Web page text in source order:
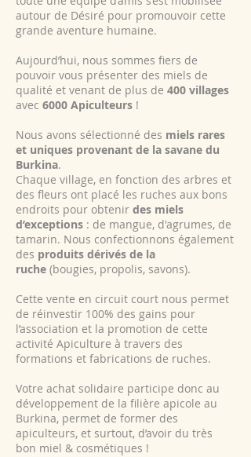
autour de Désiré pour promouvoir cette
grande aventure humaine.
Aujourd’hui, nous sommes fiers de
pouvoir vous présenter des miels de
qualité et venant de plus de 400 villages
avec 6000 Apiculteurs !
Nous avons sélectionné des miels rares
et uniques provenant de la savane du
Burkina.
Chaque village, en fonction des arbres et
des fleurs ont placé les ruches aux bons
endroits pour obtenir des miels
d’exceptions : de mangue, d'agrumes, de
tamarin. Nous confectionnons également
des produits dérivés de la
ruche (bougies, propolis, savons).
Cette vente en circuit court nous permet
de réinvestir 100% des gains pour
l’association et la promotion de cette
activité Apiculture à travers des
formations et fabrications de ruches.
Votre achat solidaire participe donc au
développement de la filière apicole au
Burkina, permet de former des
apiculteurs, et surtout, d’avoir du très
bon miel & cosmétiques !